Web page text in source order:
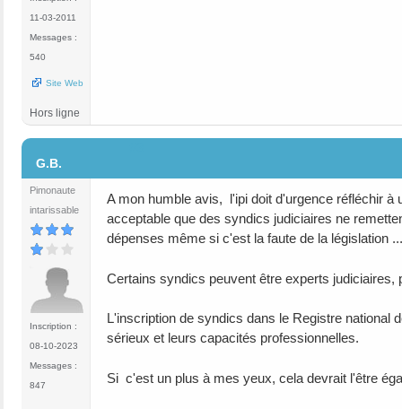
11-03-2011
Messages :
540
Site Web
Hors ligne
G.B.
Pimonaute
intarissable
Inscription :
08-10-2023
Messages :
847
A mon humble avis, l'ipi doit d'urgence réfléchir à
acceptable que des syndics judiciaires ne
dépenses même si c'est la faute de la législation ...
Certains syndics peuvent être experts judiciaires,
L'inscription de syndics dans le Registre national
sérieux et leurs capacités professionnelles.
Si c'est un plus à mes yeux, cela devrait l'être